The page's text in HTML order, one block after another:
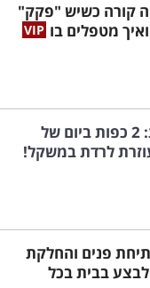
לרוב רק
תמיד פשוט
למצב. עד היום
הגורם
המצריך סבלנות
קורה כשיש "פקק"
מטפלים בו
מוכח מחקרית: 2 כפות ביום של
לרדת במשקל!
פנים והחלקת
בבית בכל